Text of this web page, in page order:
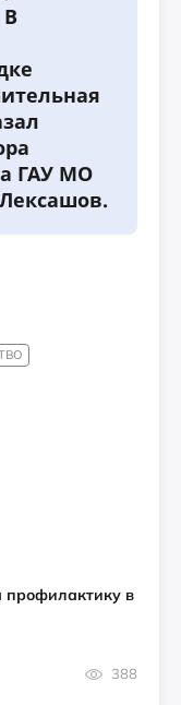
В
ГАУ МО
профилактику в
388